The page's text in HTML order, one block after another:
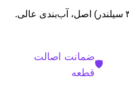
واشر منیفولد دود ام وی ام 110 (۳ سیلندر) اصل، آب‌بندی عالی.
🛡️
ضمانت اصالت
قطعه